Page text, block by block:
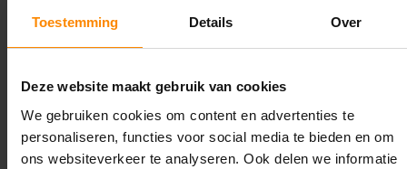
Toestemming Details Over
Deze website maakt gebruik van cookies
We gebruiken cookies om content en advertenties te
personaliseren, functies voor social media te bieden en om
ons websiteverkeer te analyseren. Ook delen we informatie
Montage uitbesteden?